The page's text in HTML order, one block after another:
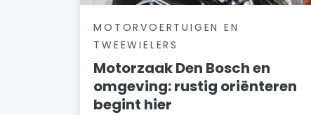
MOTORVOERTUIGEN EN
TWEEWIELERS
Motorzaak Den Bosch en
omgeving: rustig oriënteren
begint hier